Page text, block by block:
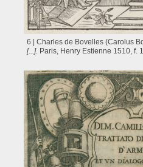
6 | Charles de Bovelles (Carolus
[...]. Paris, Henry Estienne 1510, f.